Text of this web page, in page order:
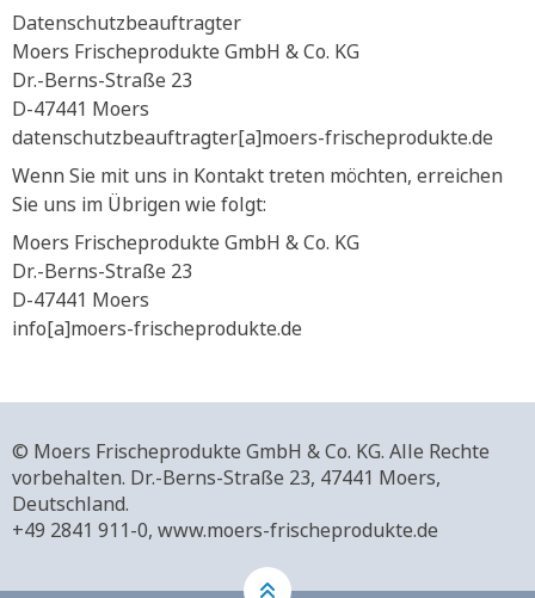
Datenschutzbeauftragter
Moers Frischeprodukte GmbH & Co. KG
Dr.-Berns-Straße 23
D-47441 Moers
datenschutzbeauftragter[a]moers-frischeprodukte.de
Wenn Sie mit uns in Kontakt treten möchten, erreichen
Sie uns im Übrigen wie folgt:
Moers Frischeprodukte GmbH & Co. KG
Dr.-Berns-Straße 23
D-47441 Moers
info[a]moers-frischeprodukte.de
© Moers Frischeprodukte GmbH & Co. KG. Alle Rechte
vorbehalten. Dr.-Berns-Straße 23, 47441 Moers,
Deutschland.
+49 2841 911-0, www.moers-frischeprodukte.de